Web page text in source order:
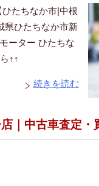
たちなか市|中根
県ひたちなか市新
ーター ひたちな
↑↑
続きを読む
｜中古車査定・